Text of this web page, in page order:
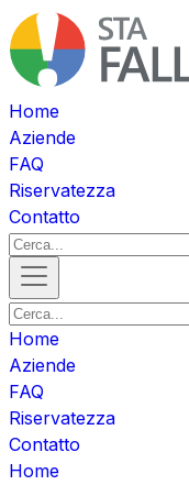
Home
Aziende
FAQ
Riservatezza
Contatto
Home
Aziende
FAQ
Riservatezza
Contatto
Home